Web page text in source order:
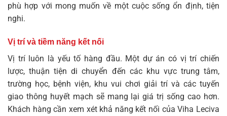
phù hợp với mong muốn về một cuộc sống ổn định, tiện
nghi.
Vị trí và tiềm năng kết nối
Vị trí luôn là yếu tố hàng đầu. Một dự án có vị trí chiến
lược, thuận tiện di chuyển đến các khu vực trung tâm,
trường học, bệnh viện, khu vui chơi giải trí và các tuyến
giao thông huyết mạch sẽ mang lại giá trị sống cao hơn.
Khách hàng cần xem xét khả năng kết nối của Viha Leciva